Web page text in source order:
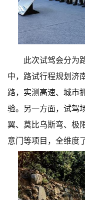
此次试驾会分为
中，路试行程规划济
路，实测高速、城市
验。另一方面，试驾
翼、莫比乌斯弯、极
意门等项目，全维度